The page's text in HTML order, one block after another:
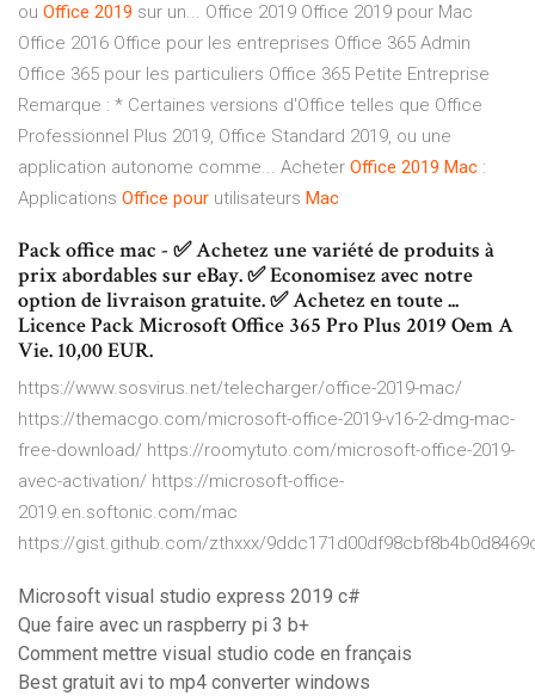
ou Office 2019 sur un... Office 2019 Office 2019 pour Mac
Office 2016 Office pour les entreprises Office 365 Admin
Office 365 pour les particuliers Office 365 Petite Entreprise
Remarque : * Certaines versions d'Office telles que Office
Professionnel Plus 2019, Office Standard 2019, ou une
application autonome comme... Acheter Office 2019 Mac :
Applications Office pour utilisateurs Mac
Pack office mac - ✅ Achetez une variété de produits à
prix abordables sur eBay. ✅ Economisez avec notre
option de livraison gratuite. ✅ Achetez en toute ...
Licence Pack Microsoft Office 365 Pro Plus 2019 Oem A
Vie. 10,00 EUR.
https://www.sosvirus.net/telecharger/office-2019-mac/
https://themacgo.com/microsoft-office-2019-v16-2-dmg-mac-
free-download/ https://roomytuto.com/microsoft-office-2019-
avec-activation/ https://microsoft-office-
2019.en.softonic.com/mac
https://gist.github.com/zthxxx/
Microsoft visual studio express 2019 c#
Que faire avec un raspberry pi 3 b+
Comment mettre visual studio code en français
Best gratuit avi to mp4 converter windows